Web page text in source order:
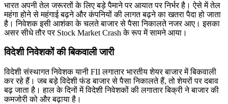
भारत अपनी तेल जरूरतों के लिए बड़े पैमाने पर आयात पर निर्भर है। ऐसे में तेल
महंगा होने से महंगाई बढ़ने और कंपनियों की लागत बढ़ने का खतरा पैदा हो जाता
है। निवेशक इसी आशंका के चलते बाजार से पैसा निकालते नजर आए। इसका
असर सीधे तौर पर Stock Market Crash के रूप में सामने आया।
विदेशी निवेशकों की बिकवाली जारी
विदेशी संस्थागत निवेशक यानी FII लगातार भारतीय शेयर बाजार में बिकवाली
कर रहे हैं। जब बड़े विदेशी फंड बाजार से पैसा निकालते हैं, तो शेयरों पर दबाव
बढ़ जाता है। हाल के दिनों में विदेशी निवेशकों की लगातार बिक्री ने बाजार की
कमजोरी को और बढ़ाया है।